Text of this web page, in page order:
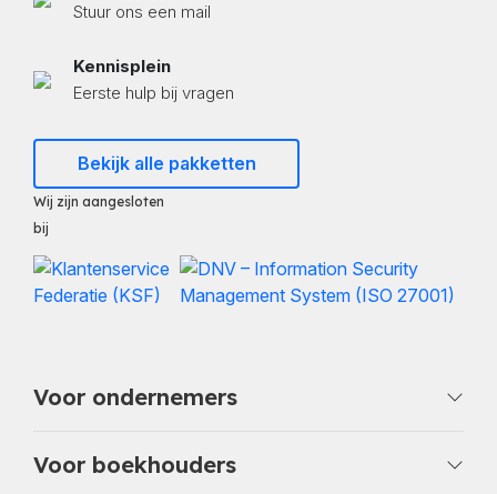
Stuur ons een mail
Kennisplein
Eerste hulp bij vragen
Bekijk alle pakketten
Wij zijn aangesloten
bij
Voor ondernemers
Voor boekhouders